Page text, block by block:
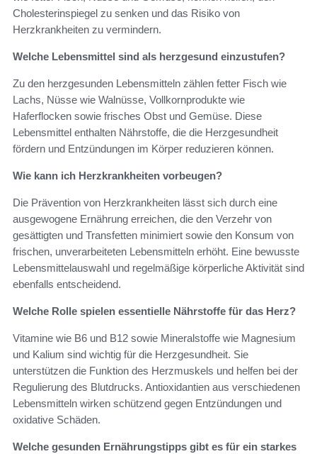
Cholesterinspiegel zu senken und das Risiko von
Herzkrankheiten zu vermindern.
Welche Lebensmittel sind als herzgesund einzustufen?
Zu den herzgesunden Lebensmitteln zählen fetter Fisch wie
Lachs, Nüsse wie Walnüsse, Vollkornprodukte wie
Haferflocken sowie frisches Obst und Gemüse. Diese
Lebensmittel enthalten Nährstoffe, die die Herzgesundheit
fördern und Entzündungen im Körper reduzieren können.
Wie kann ich Herzkrankheiten vorbeugen?
Die Prävention von Herzkrankheiten lässt sich durch eine
ausgewogene Ernährung erreichen, die den Verzehr von
gesättigten und Transfetten minimiert sowie den Konsum von
frischen, unverarbeiteten Lebensmitteln erhöht. Eine bewusste
Lebensmittelauswahl und regelmäßige körperliche Aktivität sind
ebenfalls entscheidend.
Welche Rolle spielen essentielle Nährstoffe für das Herz?
Vitamine wie B6 und B12 sowie Mineralstoffe wie Magnesium
und Kalium sind wichtig für die Herzgesundheit. Sie
unterstützen die Funktion des Herzmuskels und helfen bei der
Regulierung des Blutdrucks. Antioxidantien aus verschiedenen
Lebensmitteln wirken schützend gegen Entzündungen und
oxidative Schäden.
Welche gesunden Ernährungstipps gibt es für ein starkes